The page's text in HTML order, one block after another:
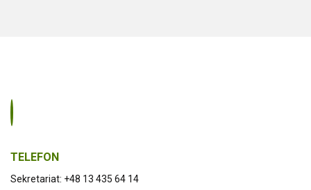
TELEFON
Sekretariat: +48 13 435 64 14